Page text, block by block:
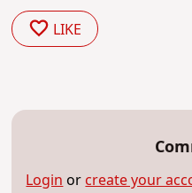
LIKE
Loginorcreate your